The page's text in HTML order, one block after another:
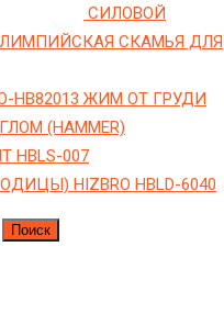
СИЛОВОЙ
ОЛИМПИЙСКАЯ СКАМЬЯ ДЛЯ
HB82013 ЖИМ ОТ ГРУДИ
(HAMMER)
HBLS-007
HIZBRO HBLD-6040
Поиск